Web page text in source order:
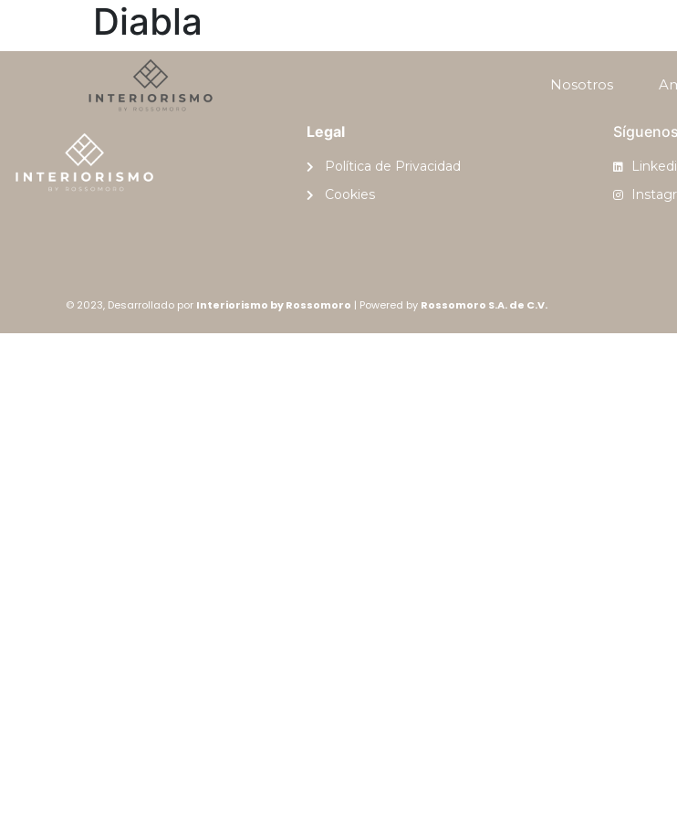
Nosotros
Diabla
Legal
Política de Privacidad
Cookies
Síguenos
© 2023, Desarrollado por Interiorismo by Rossomoro | Powered by Rossomoro S.A. de C.V.